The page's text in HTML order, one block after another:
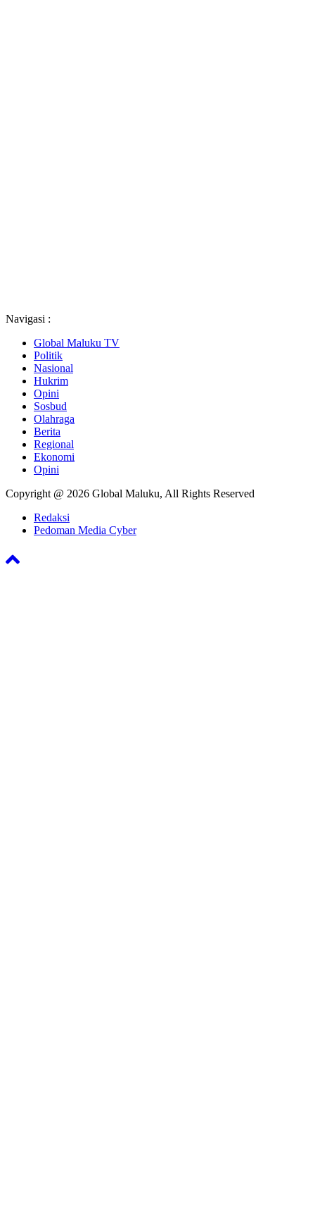
Navigasi :
Global Maluku TV
Politik
Nasional
Hukrim
Opini
Sosbud
Olahraga
Berita
Regional
Ekonomi
Opini
Copyright @ 2026 Global Maluku, All Rights Reserved
Redaksi
Pedoman Media Cyber